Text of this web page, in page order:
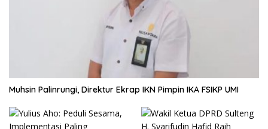
Muhsin Palinrungi, Direktur Ekrap IKN Pimpin IKA FSIKP UMI